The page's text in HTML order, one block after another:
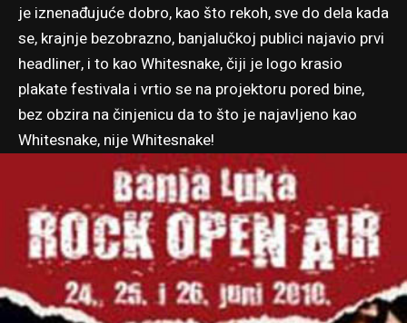
je iznenađujuće dobro, kao što rekoh, sve do dela kada
se, krajnje bezobrazno, banjalučkoj publici najavio prvi
headliner, i to kao Whitesnake, čiji je logo krasio
plakate festivala i vrtio se na projektoru pored bine,
bez obzira na činjenicu da to što je najavljeno kao
Whitesnake, nije Whitesnake!